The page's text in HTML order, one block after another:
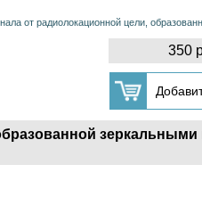
от радиолокационной цели,
350
зеркальными